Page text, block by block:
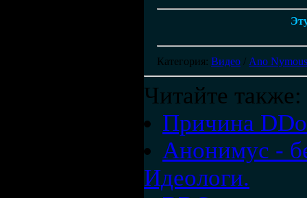
Категория: Видео / Ano Nymous
Читайте также:
Причина
Анонимус -
Идеологи.